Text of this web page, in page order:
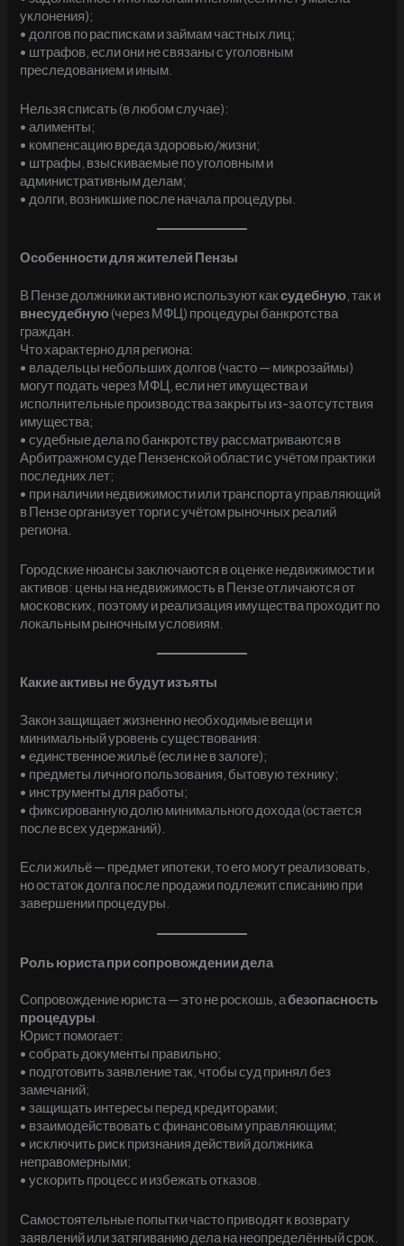
уклонения);
• долгов по распискам и займам частных лиц;
• штрафов, если они не связаны с уголовным
преследованием и иным.
Нельзя списать (в любом случае):
• алименты;
• компенсацию вреда здоровью/жизни;
• штрафы, взыскиваемые по уголовным и
административным делам;
• долги, возникшие после начала процедуры.
Особенности для жителей Пензы
В Пензе должники активно используют каксудебную , так и
внесудебную (через МФЦ) процедуры банкротства
граждан.
Что характерно для региона:
• владельцы небольших долгов (часто — микрозаймы)
могут подать через МФЦ, если нет имущества и
исполнительные производства закрыты из-за отсутствия
имущества;
• судебные дела по банкротству рассматриваются в
Арбитражном суде Пензенской области с учётом практики
последних лет;
• при наличии недвижимости или транспорта управляющий
в Пензе организует торги с учётом рыночных реалий
региона.
Городские нюансы заключаются в оценке недвижимости и
активов: цены на недвижимость в Пензе отличаются от
московских, поэтому и реализация имущества проходит по
локальным рыночным условиям.
Какие активы не будут изъяты
Закон защищает жизненно необходимые вещи и
минимальный уровень существования:
• единственное жильё (если не в залоге);
• предметы личного пользования, бытовую технику;
• инструменты для работы;
• фиксированную долю минимального дохода (остается
после всех удержаний).
Если жильё — предмет ипотеки, то его могут реализовать,
но остаток долга после продажи подлежит списанию при
завершении процедуры.
Роль юриста при сопровождении дела
Сопровождение юриста — это не роскошь, абезопасность
процедуры
Юрист помогает:
• собрать документы правильно;
• подготовить заявление так, чтобы суд принял без
замечаний;
• защищать интересы перед кредиторами;
• взаимодействовать с финансовым управляющим;
• исключить риск признания действий должника
неправомерными;
• ускорить процесс и избежать отказов.
Самостоятельные попытки часто приводят к возврату
заявлений или затягиванию дела на неопределённый срок.